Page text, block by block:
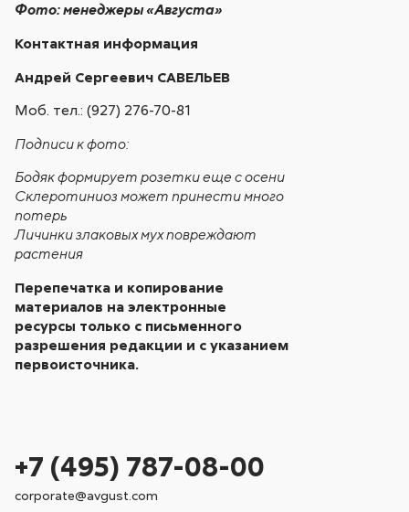
Фото: менеджеры «Августа»
Контактная информация
Андрей Сергеевич САВЕЛЬЕВ
Моб. тел.: (927) 276-70-81
Подписи к фото:
Бодяк формирует розетки еще с осени
Склеротиниоз может принести много
потерь
Личинки злаковых мух повреждают
растения
Перепечатка и копирование
материалов на электронные
ресурсы только с письменного
разрешения редакции и с указанием
первоисточника.
+7 (495) 787-08-00
corporate@avgust.com